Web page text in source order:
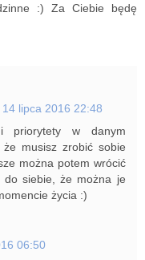
:) Za Ciebie będę
14 lipca 2016 22:48
priorytety w danym
musisz zrobić sobie
można potem wrócić
siebie, że można je
życia :)
06:50